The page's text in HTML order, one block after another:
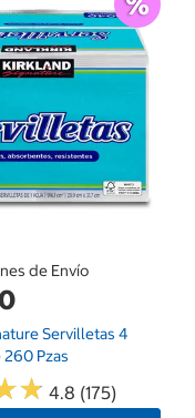
de Envío
Servilletas 4
Pzas
★
★ 4.8 (175)